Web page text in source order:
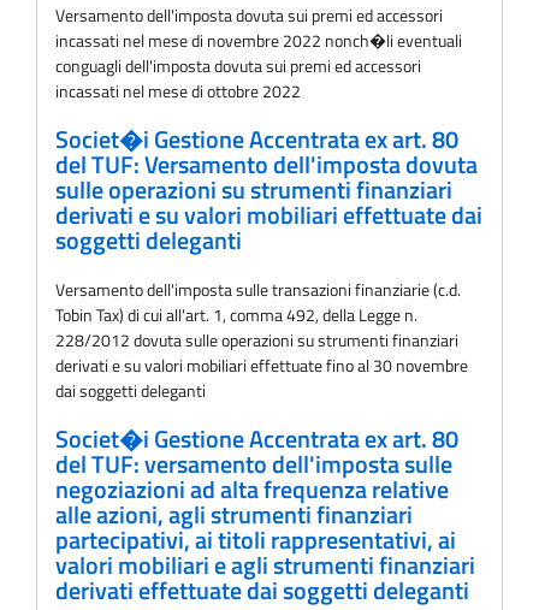
Versamento dell'imposta dovuta sui premi ed accessori
incassati nel mese di novembre 2022 nonch�li eventuali
conguagli dell'imposta dovuta sui premi ed accessori
incassati nel mese di ottobre 2022
Societ�i Gestione Accentrata ex art. 80
del TUF: Versamento dell'imposta dovuta
sulle operazioni su strumenti finanziari
derivati e su valori mobiliari effettuate dai
soggetti deleganti
Versamento dell'imposta sulle transazioni finanziarie (c.d.
Tobin Tax) di cui all'art. 1, comma 492, della Legge n.
228/2012 dovuta sulle operazioni su strumenti finanziari
derivati e su valori mobiliari effettuate fino al 30 novembre
dai soggetti deleganti
Societ�i Gestione Accentrata ex art. 80
del TUF: versamento dell'imposta sulle
negoziazioni ad alta frequenza relative
alle azioni, agli strumenti finanziari
partecipativi, ai titoli rappresentativi, ai
valori mobiliari e agli strumenti finanziari
derivati effettuate dai soggetti deleganti